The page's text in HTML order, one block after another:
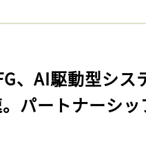
、AI駆動型シ
パートナーシ